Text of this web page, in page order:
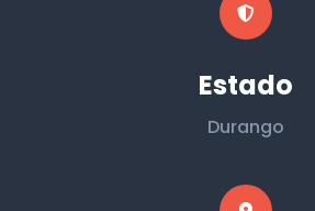
Estado
Durango